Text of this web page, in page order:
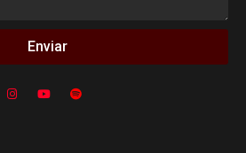
Enviar